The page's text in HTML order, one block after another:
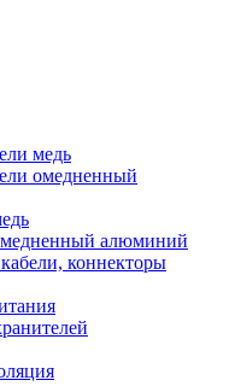
медь
омедненный
алюминий
коннекторы